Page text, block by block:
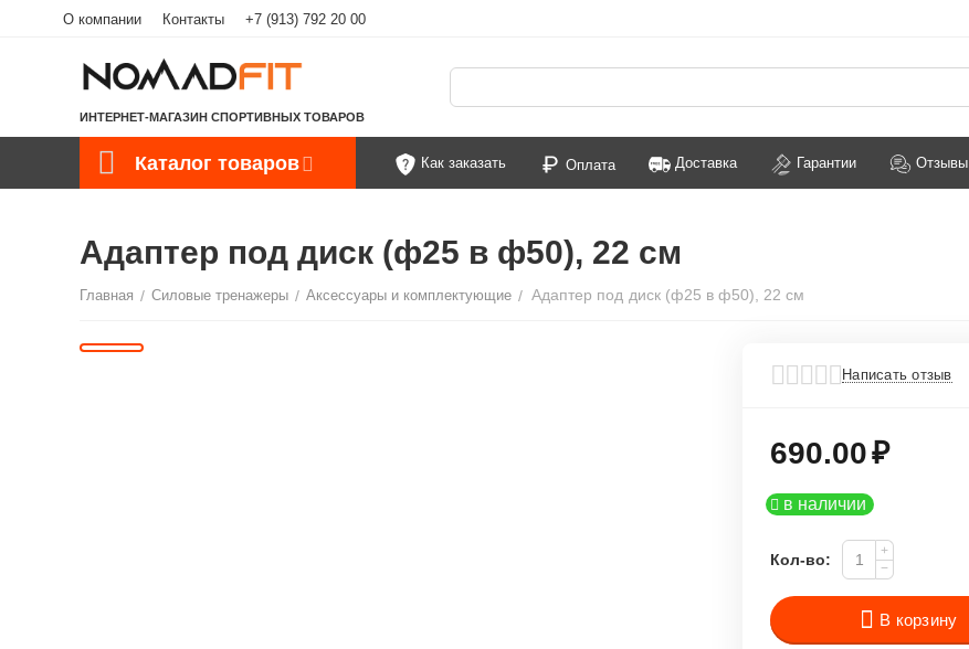
О компании Контакты +7 (913) 792 20 00
ИНТЕРНЕТ-МАГАЗИН СПОРТИВНЫХ ТОВАРОВ
Каталог товаров Как заказать Оплата Доставка Гарантии Отзывы
Адаптер под диск (ф25 в ф50), 22 см
Главная / Силовые тренажеры / Аксессуары и комплектующие / Адаптер под диск (ф25 в ф50), 22 см
Написать отзыв
690.00₽
в наличии
Кол-во:
+
−
В корзину